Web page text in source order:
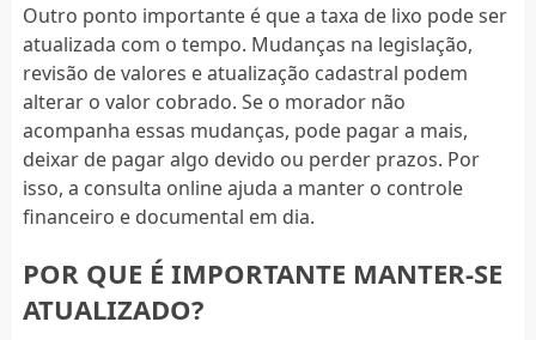
Outro ponto importante é que a taxa de lixo pode ser
atualizada com o tempo. Mudanças na legislação,
revisão de valores e atualização cadastral podem
alterar o valor cobrado. Se o morador não
acompanha essas mudanças, pode pagar a mais,
deixar de pagar algo devido ou perder prazos. Por
isso, a consulta online ajuda a manter o controle
financeiro e documental em dia.
POR QUE É IMPORTANTE MANTER-SE
ATUALIZADO?